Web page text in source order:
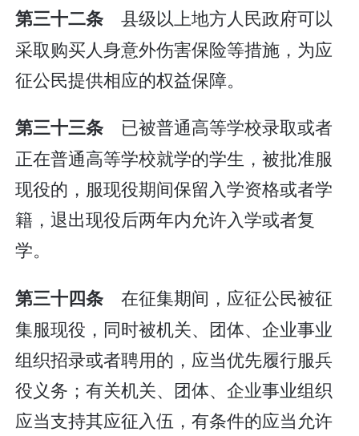
第三十二条 县级以上地方人民政府可以
采取购买人身意外伤害保险等措施，为应
征公民提供相应的权益保障。
第三十三条 已被普通高等学校录取或者
正在普通高等学校就学的学生，被批准服
现役的，服现役期间保留入学资格或者学
籍，退出现役后两年内允许入学或者复
学。
第三十四条 在征集期间，应征公民被征
集服现役，同时被机关、团体、企业事业
组织招录或者聘用的，应当优先履行服兵
役义务；有关机关、团体、企业事业组织
应当支持其应征入伍，有条件的应当允许